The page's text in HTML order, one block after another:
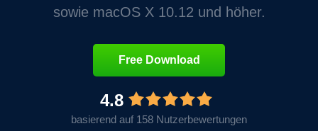
sowie macOS X 10.12 und höher.
Free Download
4.8
basierend auf 158 Nutzerbewertungen